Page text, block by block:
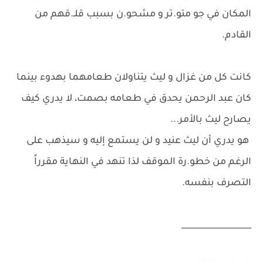
المكان في جو متو.تر و مشحو.ن بسبب قلـ.قهم من
القادم.
كانت كل من غزال و ليث يتناولان طعامهما بهدوء بينما
كان عبد الرحمن يحدق في طعامه بصمت، لا يدري كيف
يصارح ليث بالأمر...
هو يدري أن ليث عنيد و لن يستمع إليه و سيذهب على
الرغم من خطو.رة الموقف لذا تنهد في النهاية مقرراً
التصرف بنفسه.
_________________